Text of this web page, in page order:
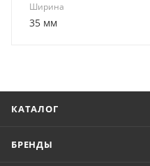
Ширина
35 мм
КАТАЛОГ
БРЕНДЫ